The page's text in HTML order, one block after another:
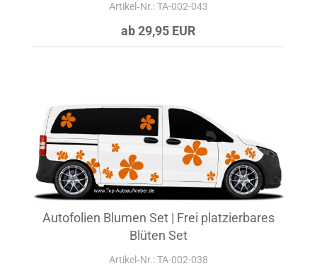
Artikel‑Nr.: TA-002-043
ab 29,95 EUR
Autofolien Blumen Set | Frei platzierbares
Blüten Set
Artikel‑Nr.: TA-002-038